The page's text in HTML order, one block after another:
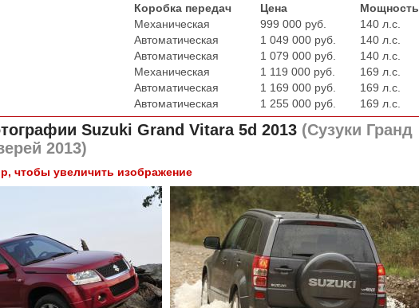
Коробка передач Цена
Мощность
Механическая 999 000 руб.
140 л.с.
Автоматическая 1 049 000 руб.
140 л.с.
Автоматическая 1 079 000 руб.
140 л.с.
Механическая 1 119 000 руб.
169 л.с.
Автоматическая 1 169 000 руб.
169 л.с.
Автоматическая 1 255 000 руб. 169 л.с.
Suzuki Grand Vitara 5d 2013(Сузуки Гранд
2013)
чтобы увеличить изображение